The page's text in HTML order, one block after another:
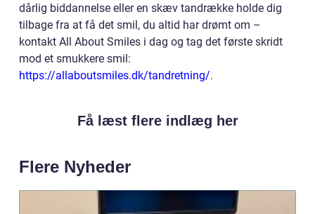
dårlig biddannelse eller en skæv tandrække holde dig
tilbage fra at få det smil, du altid har drømt om –
kontakt All About Smiles i dag og tag det første skridt
mod et smukkere smil:
https://allaboutsmiles.dk/tandretning/.
Få læst flere indlæg her
Flere Nyheder